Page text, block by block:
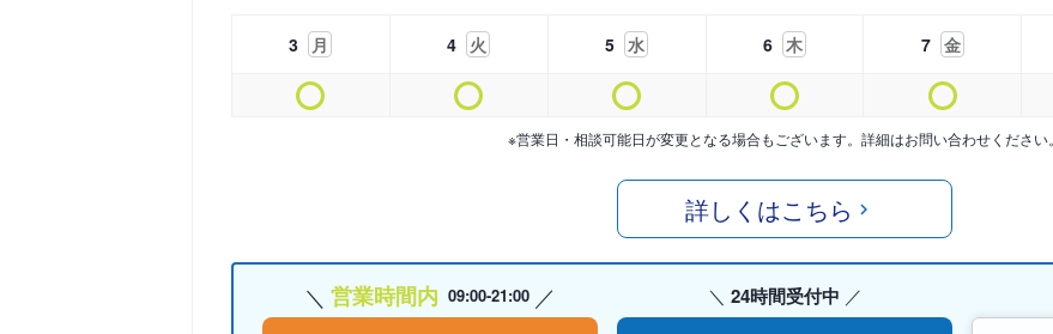
3 月 4 火 5 水 6 木 7 金
※営業日・相談可能日が変更となる場合もございます。詳細はお問い合わせください。
詳しくはこちら
営業時間内 09:00-21:00 24時間受付中